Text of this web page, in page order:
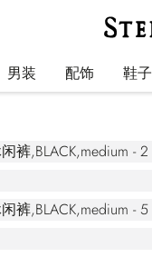
男装 配饰 鞋子